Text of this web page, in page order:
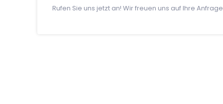
Rufen Sie uns jetzt an! Wir freuen uns auf Ihre